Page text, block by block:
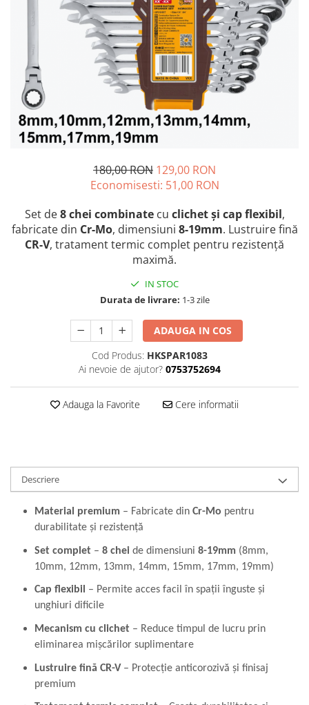
Mașini de șlefuit
Măști de sudură
Nivelă laser
Picamere
Polizoare unghiulare
Drujbă
Accesorii pentru drujbă
Echipamente de protecție
Foarfece tablă
Foarfeci Grădină
Grătare și accesorii
Instalații sanitare
Lampi
Mașină de tocat carne
Oale și vase de gătit
Pistol pentru vopsit
Presostate/Regulatoare de
Rindele electrice
Accesorii rindele
Scule electrice
Accesorii pentru polizor
Accesorii scule electrice
Compresoare aer
Fierastrau sabie
Fierăstrău circular
Flexuri
Mixere mortar
Motoare electrice
Pistoale de bătut cuie
180,00 RON 129,00 RON
Economisesti: 51,00 RON
Set de8 chei combinatecu clichet și cap flexibil,
fabricate din Cr-Mo, dimensiuni 8-19mm. Lustruire fină
CR-V, tratament termic complet pentru rezistență
maximă.
IN STOC
Durata de livrare: 1-3 zile
ADAUGA IN COS
Cod Produs: HKSPAR1083
Ai nevoie de ajutor? 0753752694
Adauga la Favorite Cere informatii
Descriere
Material premium – Fabricate din Cr-Mo pentru
durabilitate și rezistență
Set complet – 8 chei de dimensiuni 8-19mm (8mm,
10mm, 12mm, 13mm, 14mm, 15mm, 17mm, 19mm)
Cap flexibil – Permite acces facil în spații înguste și
unghiuri dificile
Mecanism cu clichet – Reduce timpul de lucru prin
eliminarea mișcărilor suplimentare
Lustruire fină CR-V – Protecție anticorozivă și finisaj
premium